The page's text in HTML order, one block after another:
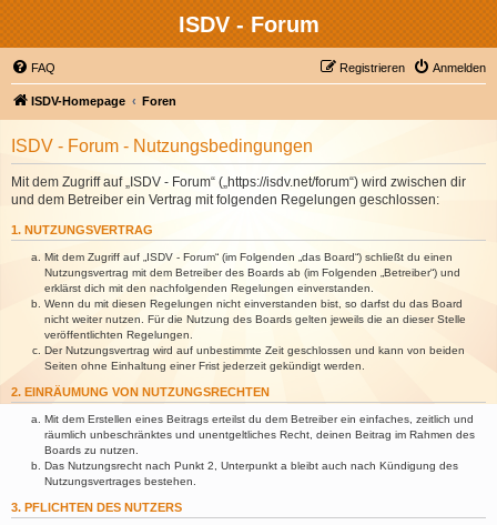
ISDV - Forum
FAQ Anmelden
Registrieren
ISDV-Homepage Foren
ISDV - Forum - Nutzungsbedingungen
Mit dem Zugriff auf „ISDV - Forum“ („https://isdv.net/forum“) wird zwischen dir
und dem Betreiber ein Vertrag mit folgenden Regelungen geschlossen:
1. NUTZUNGSVERTRAG
Mit dem Zugriff auf „ISDV - Forum“ (im Folgenden „das Board“) schließt du einen
Nutzungsvertrag mit dem Betreiber des Boards ab (im Folgenden „Betreiber“) und
erklärst dich mit den nachfolgenden Regelungen einverstanden.
Wenn du mit diesen Regelungen nicht einverstanden bist, so darfst du das Board
nicht weiter nutzen. Für die Nutzung des Boards gelten jeweils die an dieser Stelle
veröffentlichten Regelungen.
Der Nutzungsvertrag wird auf unbestimmte Zeit geschlossen und kann von beiden
Seiten ohne Einhaltung einer Frist jederzeit gekündigt werden.
2. EINRÄUMUNG VON NUTZUNGSRECHTEN
Mit dem Erstellen eines Beitrags erteilst du dem Betreiber ein einfaches, zeitlich und
räumlich unbeschränktes und unentgeltliches Recht, deinen Beitrag im Rahmen des
Boards zu nutzen.
Das Nutzungsrecht nach Punkt 2, Unterpunkt a bleibt auch nach Kündigung des
Nutzungsvertrages bestehen.
3. PFLICHTEN DES NUTZERS